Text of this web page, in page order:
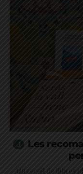
Les
Un recull de llibres